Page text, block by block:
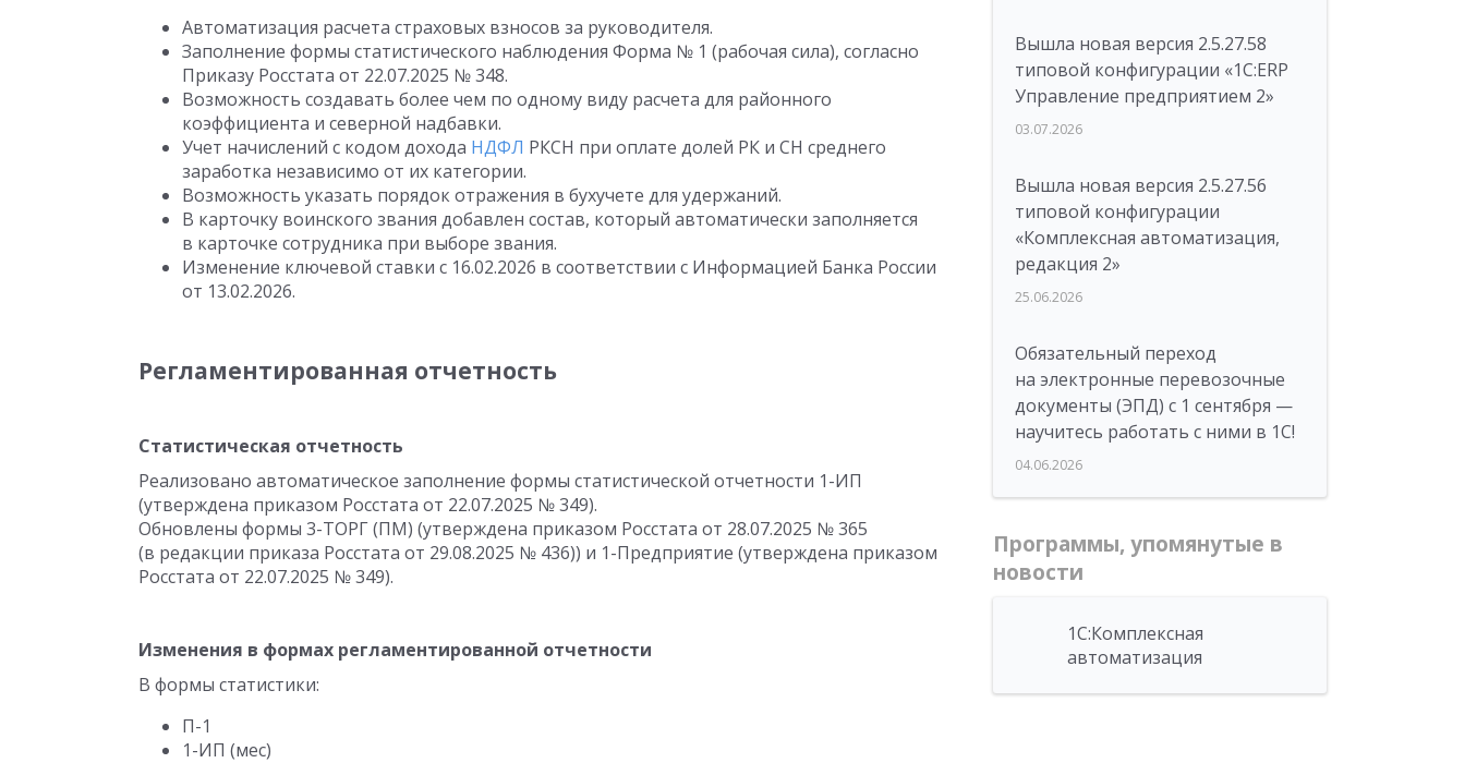
Автоматизация расчета страховых взносов за руководителя.
Заполнение формы статистического наблюдения Форма № 1 (рабочая сила), согласно
Приказу Росстата от 22.07.2025 № 348.
Возможность создавать более чем по одному виду расчета для районного
коэффициента и северной надбавки.
Учет начислений с кодом дохода НДФЛ РКСН при оплате долей РК и СН среднего
заработка независимо от их категории.
Возможность указать порядок отражения в бухучете для удержаний.
В карточку воинского звания добавлен состав, который автоматически заполняется
в карточке сотрудника при выборе звания.
Изменение ключевой ставки с 16.02.2026 в соответствии с Информацией Банка России
от 13.02.2026.
Регламентированная отчетность
Статистическая отчетность
Реализовано автоматическое заполнение формы статистической отчетности 1-ИП
(утверждена приказом Росстата от 22.07.2025 № 349).
Обновлены формы 3-ТОРГ (ПМ) (утверждена приказом Росстата от 28.07.2025 № 365
(в редакции приказа Росстата от 29.08.2025 № 436)) и 1-Предприятие (утверждена приказом
Росстата от 22.07.2025 № 349).
Изменения в формах регламентированной отчетности
В формы статистики:
П-1
1-ИП (мес)
Вышла новая версия 2.5.27.58
типовой конфигурации «1С:ERP
Управление предприятием 2»
03.07.2026
Вышла новая версия 2.5.27.56
типовой конфигурации
«Комплексная автоматизация,
редакция 2»
25.06.2026
Обязательный переход
на электронные перевозочные
документы (ЭПД) с 1 сентября —
научитесь работать с ними в 1С!
04.06.2026
Программы, упомянутые в
новости
1С:Комплексная
автоматизация